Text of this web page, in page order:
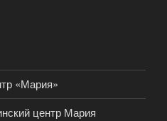
«Мария»
центр Мария